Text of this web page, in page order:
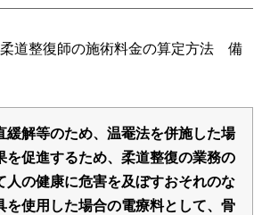
お問い合わせ
道整復師の施術料金の算定方法 備
緩解等のため、温罨法を併施した場
を促進するため、柔道整復の業務の
人の健康に危害を及ぼすおそれのな
を使用した場合の電療料として、骨